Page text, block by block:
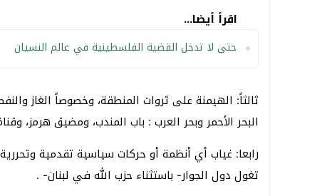
اقرأ أيضا...
حتى لا تدخل القضية الفلسطينية في عالم النسيان
ثالثاً: الهيمنة على ثروات المنطقة، وخصوصاً الغاز
البحر الأحمر وبحر العرب : باب المندب، ومضيق هرمز،
رابعا: غياب أي أنظمة أو حركات سياسية تقدمية
تغول دول الجوار- باستثناء حزب الله في لبنان- .